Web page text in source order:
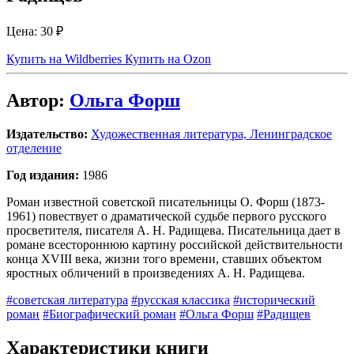
Цена: 30 ₽
Купить на Wildberries Купить на Ozon
Автор: Ольга Форш
Издательство: Художественная литература, Ленинградское
отделение
Год издания: 1986
Роман известной советской писательницы О. Форш (1873-
1961) повествует о драматической судьбе первого русского
просветителя, писателя А. Н. Радищева. Писательница дает в
романе всестороннюю картину российской действительности
конца XVIII века, жизни того времени, ставших объектом
яростных обличений в произведениях А. Н. Радищева.
#советская литература #русская классика #исторический
роман #Биографический роман #Ольга Форш #Радищев
Характеристики книги